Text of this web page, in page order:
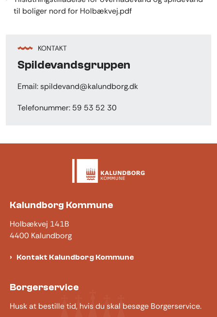
til boliger nord for Holbækvej.pdf
KONTAKT
Spildevandsgruppen
Email: spildevand@kalundborg.dk
Telefonummer: 59 53 52 30
Kalundborg Kommune
Holbækvej 141B
4400 Kalundborg
Kontakt Kalundborg Kommune
Borgerservice
Husk at bestille tid, hvis du skal besøge Borgerservice.